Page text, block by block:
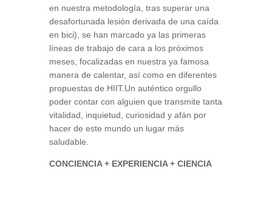
en nuestra metodología, tras superar una
desafortunada lesión derivada de una caída
en bici), se han marcado ya las primeras
líneas de trabajo de cara a los próximos
meses, focalizadas en nuestra ya famosa
manera de calentar, así como en diferentes
propuestas de HIIT.Un auténtico orgullo
poder contar con alguien que transmite tanta
vitalidad, inquietud, curiosidad y afán por
hacer de este mundo un lugar más
saludable.
CONCIENCIA + EXPERIENCIA + CIENCIA